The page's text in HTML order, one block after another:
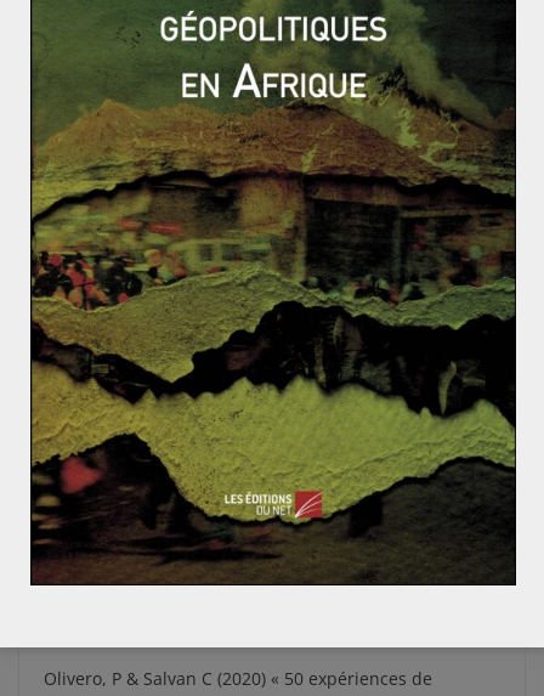
La preuve sociale, principe issu de la sociologie,
indique également la tendance de l’Homme à
emprunter le comportement des autres lorsqu’il ne sait
que faire ou que penser. C’est notamment le cas
lorsque ceux-ci sont jugés similaires. Quand bien
même certains individus viendraient à questionner le
contenu d’un message, ils risquent d’être influencés
par l’opinion des autres. L’expérience de Moscovici en
est la preuve. Demandant aux participants de juger
une couleur projetée au mur, cette expérience vit
l’opinion d’une minorité consistante mettre à mal les
certitudes de ceux qui formaient alors la majorité. Dans
8,4% des cas, elle les incita même à changer d’opinion.
Ces biais prennent toute leur importance lorsque l’on
considère la stabilité d’une société comme reposant sur
l’échange et la confiance. Après tout, on ne connaît les
uns que par les informations que l’on reçoit d’eux.
Olivero, P & Salvan C (2020) « 50 expériences de